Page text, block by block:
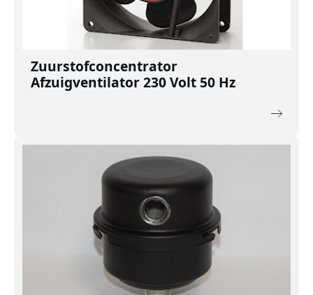
Zuurstofconcentrator
Afzuigventilator 230 Volt 50 Hz